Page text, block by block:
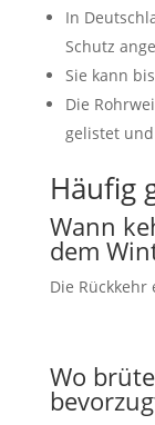
In
Schutz
Sie kann
Die
gelistet
Häufig
Wann
dem
Die
Wo